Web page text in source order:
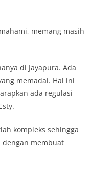
memang masih
di Jayapura. Ada
memadai. Hal ini
ada regulasi
kompleks sehingga
dengan membuat